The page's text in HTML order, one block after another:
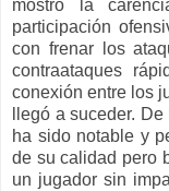
mostró la
participación
con frenar los
contraataques
conexión entre los
llegó a suceder.
ha sido notable y
de su calidad pero
un jugador sin